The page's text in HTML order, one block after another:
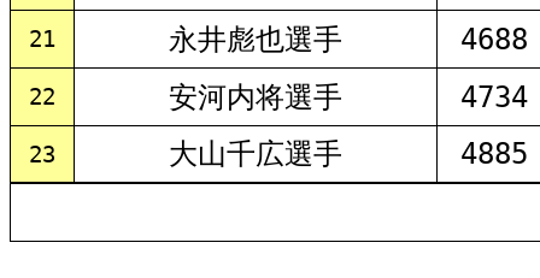
21 永井彪也選手 4688
22 安河内将選手 4734
23 大山千広選手 4885